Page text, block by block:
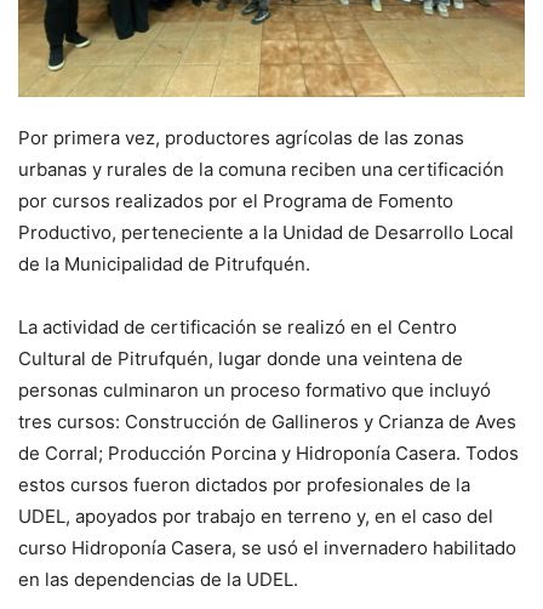
Por primera vez, productores agrícolas de las zonas
urbanas y rurales de la comuna reciben una certificación
por cursos realizados por el Programa de Fomento
Productivo, perteneciente a la Unidad de Desarrollo Local
de la Municipalidad de Pitrufquén.
La actividad de certificación se realizó en el Centro
Cultural de Pitrufquén, lugar donde una veintena de
personas culminaron un proceso formativo que incluyó
tres cursos: Construcción de Gallineros y Crianza de Aves
de Corral; Producción Porcina y Hidroponía Casera. Todos
estos cursos fueron dictados por profesionales de la
UDEL, apoyados por trabajo en terreno y, en el caso del
curso Hidroponía Casera, se usó el invernadero habilitado
en las dependencias de la UDEL.